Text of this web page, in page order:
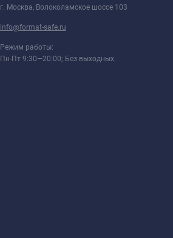
г. Москва, Волоколамское шоссе 103
info@format-safe.ru
Режим работы:
Пн-Пт 9:30—20:00; Без выходных.